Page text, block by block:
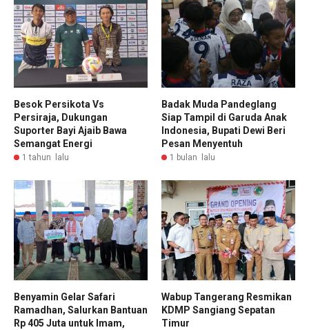
Besok Persikota Vs
Persiraja, Dukungan
Suporter Bayi Ajaib Bawa
Semangat Energi
1 tahun lalu
Badak Muda Pandeglang
Siap Tampil di Garuda Anak
Indonesia, Bupati Dewi Beri
Pesan Menyentuh
1 bulan lalu
Benyamin Gelar Safari
Ramadhan, Salurkan Bantuan
Rp 405 Juta untuk Imam,
Wabup Tangerang Resmikan
KDMP Sangiang Sepatan
Timur